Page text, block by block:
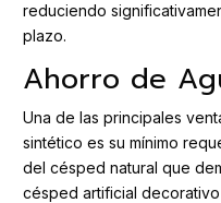
reduciendo
plazo.
Ahorro de
Una de las principales
sintético es su mínimo
del césped natural que
césped artificial